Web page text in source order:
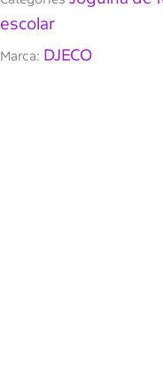
escolar
Marca: DJECO